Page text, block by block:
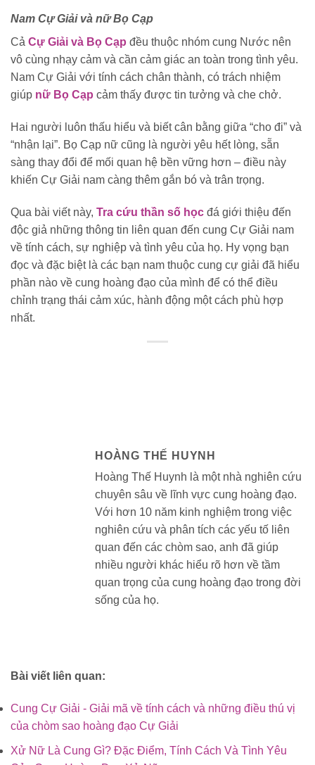
Nam Cự Giải và nữ Bọ Cạp
Cả Cự Giải và Bọ Cạp đều thuộc nhóm cung Nước nên
vô cùng nhạy cảm và cần cảm giác an toàn trong tình yêu.
Nam Cự Giải với tính cách chân thành, có trách nhiệm
giúp nữ Bọ Cạp cảm thấy được tin tưởng và che chở.
Hai người luôn thấu hiểu và biết cân bằng giữa “cho đi” và
“nhận lại”. Bọ Cạp nữ cũng là người yêu hết lòng, sẵn
sàng thay đổi để mối quan hệ bền vững hơn – điều này
khiến Cự Giải nam càng thêm gắn bó và trân trọng.
Qua bài viết này, Tra cứu thần số học đá giới thiệu đến
độc giả những thông tin liên quan đến cung Cự Giải nam
về tính cách, sự nghiệp và tình yêu của họ. Hy vọng bạn
đọc và đặc biệt là các bạn nam thuộc cung cự giải đã hiểu
phần nào về cung hoàng đạo của mình để có thể điều
chỉnh trạng thái cảm xúc, hành động một cách phù hợp
nhất.
HOÀNG THẾ HUYNH
Hoàng Thế Huynh là một nhà nghiên cứu
chuyên sâu về lĩnh vực cung hoàng đạo.
Với hơn 10 năm kinh nghiệm trong việc
nghiên cứu và phân tích các yếu tố liên
quan đến các chòm sao, anh đã giúp
nhiều người khác hiểu rõ hơn về tầm
quan trọng của cung hoàng đạo trong đời
sống của họ.
Bài viết liên quan:
Cung Cự Giải - Giải mã về tính cách và những điều thú vị
của chòm sao hoàng đạo Cự Giải
Xử Nữ Là Cung Gì? Đặc Điểm, Tính Cách Và Tình Yêu